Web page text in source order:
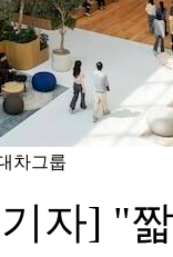
차그룹
자] "